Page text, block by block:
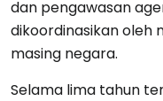
dan pengawasan
dikoordinasikan oleh
masing negara.
Selama lima tahun